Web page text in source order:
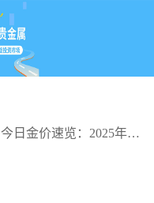
今日金价速览：2025年1